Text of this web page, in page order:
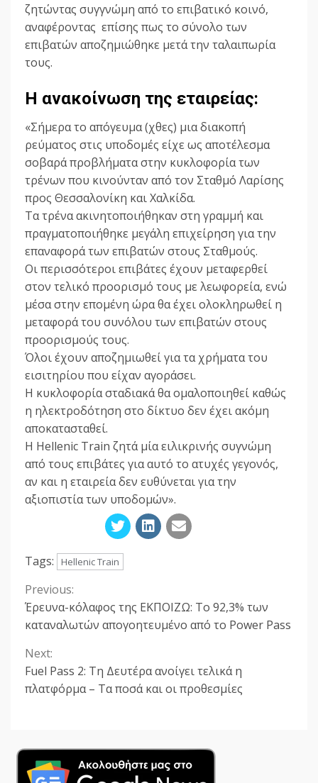
ζητώντας συγγνώμη από το επιβατικό κοινό,
αναφέροντας επίσης πως το σύνολο των
επιβατών αποζημιώθηκε μετά την ταλαιπωρία
τους.
Η ανακοίνωση της εταιρείας:
«Σήμερα το απόγευμα (χθες) μια διακοπή
ρεύματος στις υποδομές είχε ως αποτέλεσμα
σοβαρά προβλήματα στην κυκλοφορία των
τρένων που κινούνταν από τον Σταθμό Λαρίσης
προς Θεσσαλονίκη και Χαλκίδα.
Τα τρένα ακινητοποιήθηκαν στη γραμμή και
πραγματοποιήθηκε μεγάλη επιχείρηση για την
επαναφορά των επιβατών στους Σταθμούς.
Οι περισσότεροι επιβάτες έχουν μεταφερθεί
στον τελικό προορισμό τους με λεωφορεία, ενώ
μέσα στην επομένη ώρα θα έχει ολοκληρωθεί η
μεταφορά του συνόλου των επιβατών στους
προορισμούς τους.
Όλοι έχουν αποζημιωθεί για τα χρήματα του
εισιτηρίου που είχαν αγοράσει.
Η κυκλοφορία σταδιακά θα ομαλοποιηθεί καθώς
η ηλεκτροδότηση στο δίκτυο δεν έχει ακόμη
αποκατασταθεί.
Η Hellenic Train ζητά μία ειλικρινής συγνώμη
από τους επιβάτες για αυτό το ατυχές γεγονός,
αν και η εταιρεία δεν ευθύνεται για την
αξιοπιστία των υποδομών».
Tags: Hellenic Train
Continue
Reading
Previous:
Έρευνα-κόλαφος της ΕΚΠΟΙΖΩ: Το 92,3% των
καταναλωτών απογοητευμένο από το Power Pass
Next:
Fuel Pass 2: Τη Δευτέρα ανοίγει τελικά η
πλατφόρμα – Τα ποσά και οι προθεσμίες